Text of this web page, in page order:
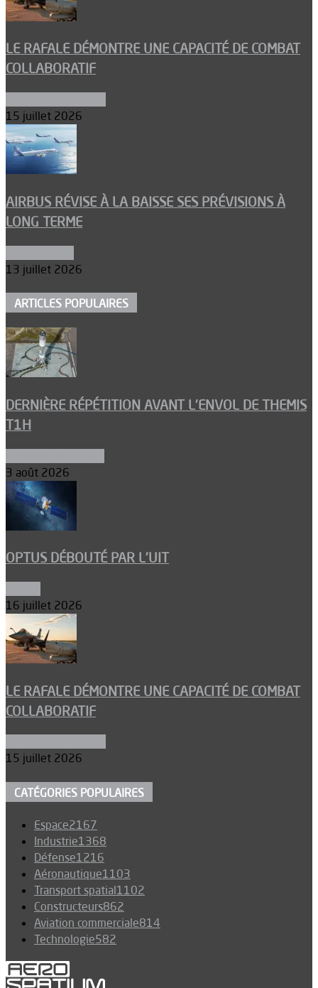
LE RAFALE DÉMONTRE UNE CAPACITÉ DE COMBAT
COLLABORATIF
15 juillet 2026
AIRBUS RÉVISE À LA BAISSE SES PRÉVISIONS À
LONG TERME
13 juillet 2026
ARTICLES POPULAIRES
DERNIÈRE RÉPÉTITION AVANT L’ENVOL DE THEMIS
T1H
3 août 2026
OPTUS DÉBOUTÉ PAR L’UIT
16 juillet 2026
LE RAFALE DÉMONTRE UNE CAPACITÉ DE COMBAT
COLLABORATIF
15 juillet 2026
CATÉGORIES POPULAIRES
Espace2167
Industrie1368
Défense1216
Aéronautique1103
Transport spatial1102
Constructeurs862
Aviation commerciale814
Technologie582